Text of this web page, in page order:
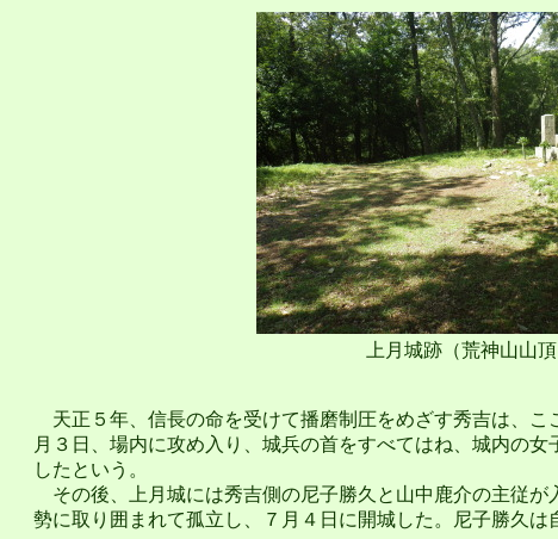
上月城跡（荒神山山頂
天正５年、信長の命を受けて播磨制圧をめざす秀吉は、こ
月３日、場内に攻め入り、城兵の首をすべてはね、城内の
したという。
その後、上月城には秀吉側の尼子勝久と山中鹿介の主従が
勢に取り囲まれて孤立し、７月４日に開城した。尼子勝久は